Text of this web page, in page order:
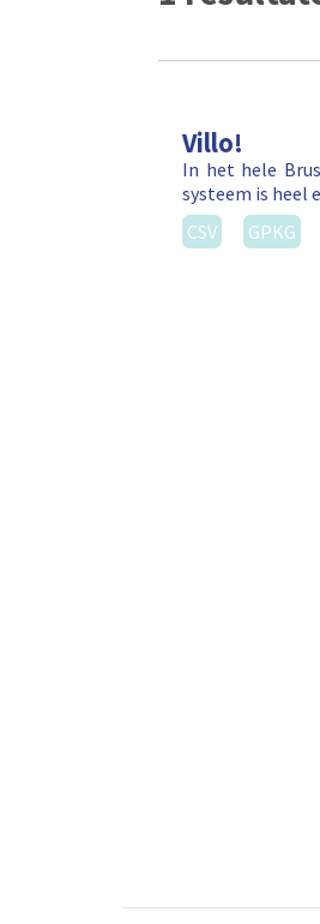
Villo!
In het hele
systeem is heel
CSV
GPKG